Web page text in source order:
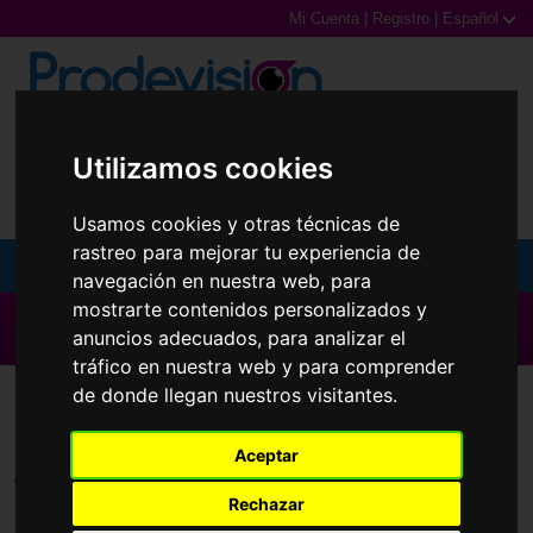
Utilizamos cookies
Usamos cookies y otras técnicas de
rastreo para mejorar tu experiencia de
navegación en nuestra web, para
mostrarte contenidos personalizados y
anuncios adecuados, para analizar el
tráfico en nuestra web y para comprender
de donde llegan nuestros visitantes.
Aceptar
Rechazar
Mi Cuenta Registro Español
Gafas de Sol
Gafas Graduadas
Gafas Deportivas
Lentillas
▶ Todas las Marcas ◀
Lentillas
Todas las marcas